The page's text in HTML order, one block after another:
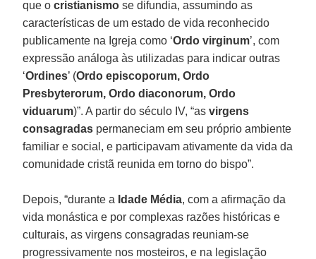
que ocristianismo se difundia, assumindo as
características de um estado de vida reconhecido
publicamente na Igreja como ‘Ordo virginum’, com
expressão análoga às utilizadas para indicar outras
‘Ordines’ (Ordo episcoporum, Ordo
Presbyterorum, Ordo diaconorum, Ordo
viduarum)”. A partir do século IV, “asvirgens
consagradas permaneciam em seu próprio ambiente
familiar e social, e participavam ativamente da vida da
comunidade cristã reunida em torno do bispo”.
Depois, “durante a Idade Média, com a afirmação da
vida monástica e por complexas razões históricas e
culturais, as virgens consagradas reuniam-se
progressivamente nos mosteiros, e na legislação